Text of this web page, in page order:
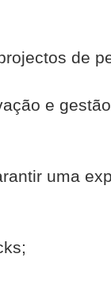
de
e
uma